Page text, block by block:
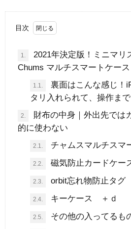
目次
1.
2021年決定版！ミニマリ
Chums マルチスマートケース
1.1.
裏面はこんな感じ！
タリ入れられて、操作まで
2.
財布の中身｜外出先では
的に使わない
2.1. チャムスマルチスマ
2.2. 磁気防止カードケー
2.3. orbit忘れ物防止タ
2.4. キーケース ＋ｄ
2.5. その他の入ってるも